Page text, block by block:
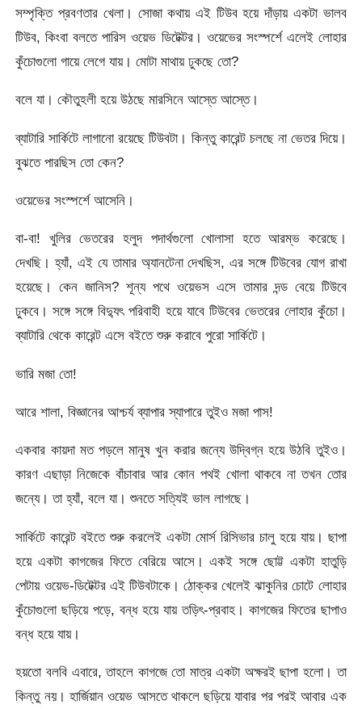
সম্পৃক্তি প্রবণতার খেলা। সোজা কথায় এই টিউব হয়ে দাঁড়ায় একটা ভালব
টিউব, কিংবা বলতে পারিস ওয়েভ ডিটেক্টর। ওয়েভের সংস্পর্শে এলেই লোহার
কুঁচোগুলো গায়ে লেগে যায়। মোটা মাথায় ঢুকছে তো?
বলে যা। কৌতুহলী হয়ে উঠছে মারসিনে আস্তে আস্তে।
ব্যাটারি সার্কিটে লাগানো রয়েছে টিউবটা। কিন্তু কারেন্ট চলছে না ভেতর দিয়ে।
বুঝতে পারছিস তো কেন?
ওয়েভের সংস্পর্শে আসেনি।
বা-বা! খুলির ভেতরের হলুদ পদার্থগুলো খোলাসা হতে আরম্ভ করেছে।
দেখছি। হ্যাঁ, এই যে তামার অ্যানটেনা দেখছিস, এর সঙ্গে টিউবের যোগ রাখা
হয়েছে। কেন জানিস? শূন্য পথে ওয়েভস এসে তামার দন্ড বেয়ে টিউবে
ঢুকবে। সঙ্গে সঙ্গে বিদ্যুৎ পরিবাহী হয়ে যাবে টিউবের ভেতরের লোহার কুঁচো।
ব্যাটারি থেকে কারেন্ট এসে বইতে শুরু করাবে পুরো সার্কিটে।
ভারি মজা তো!
আরে শালা, বিজ্ঞানের আশ্চর্য ব্যাপার স্যাপারে তুইও মজা পাস!
একবার কায়দা মত পড়লে মানুষ খুন করার জন্যে উদ্বিগ্ন হয়ে উঠবি তুইও।
কারণ এছাড়া নিজেকে বাঁচাবার আর কোন পথই খোলা থাকবে না তখন তোর
জন্যে। তা হ্যাঁ, বলে যা। শুনতে সত্যিই ভাল লাগছে।
সার্কিটে কারেন্ট বইতে শুরু করলেই একটা মোর্স রিসিভার চালু হয়ে যায়। ছাপা
হয়ে একটা কাগজের ফিতে বেরিয়ে আসে। একই সঙ্গে ছোট্ট একটা হাতুড়ি
পেটায় ওয়েভ-ডিটেক্টর এই টিউবটাকে। ঠোক্কর খেলেই ঝাকুনির চোটে লোহার
কুঁচোগুলো ছড়িয়ে পড়ে, বন্ধ হয়ে যায় তড়িৎ-প্রবাহ। কাগজের ফিতের ছাপাও
বন্ধ হয়ে যায়।
হয়তো বলবি এবারে, তাহলে কাগজে তো মাত্র একটা অক্ষরই ছাপা হলো। তা
কিন্তু নয়। হার্জিয়ান ওয়েভ আসতে থাকলে ছড়িয়ে যাবার পর পরই আবার এক